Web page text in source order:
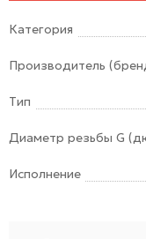
Категория
Производитель
Тип
Диаметр резьбы G
Исполнение